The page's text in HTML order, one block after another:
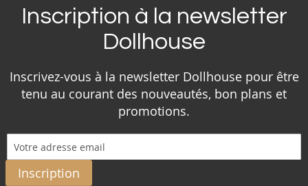
Inscription à la newsletter
Dollhouse
Inscrivez-vous à la newsletter Dollhouse pour être
tenu au courant des nouveautés, bon plans et
promotions.
Inscription